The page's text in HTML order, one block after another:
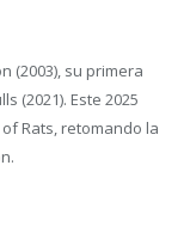
(2003), su primera
(2021). Este 2025
Rats, retomando la